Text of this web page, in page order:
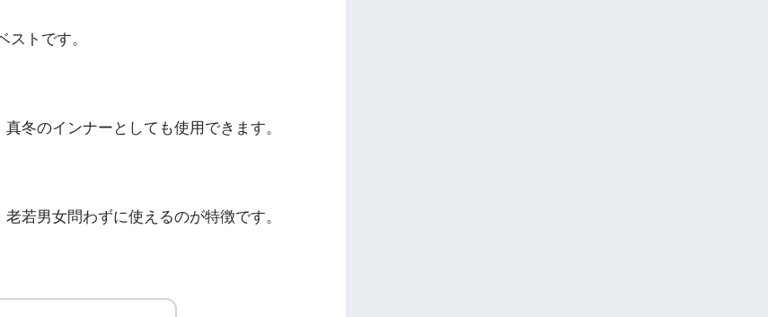
ストです。
冬のインナーとしても使用できます。
若男女問わずに使えるのが特徴です。